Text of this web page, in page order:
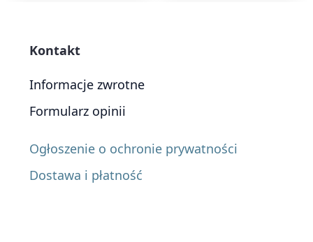
Kontakt
Informacje zwrotne
Formularz opinii
Ogłoszenie o ochronie prywatności
Dostawa i płatność